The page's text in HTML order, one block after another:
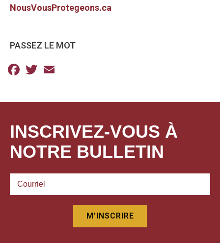
NousVousProtegeons.ca
PASSEZ LE MOT
Facebook
Twitter
INSCRIVEZ-VOUS À
NOTRE BULLETIN